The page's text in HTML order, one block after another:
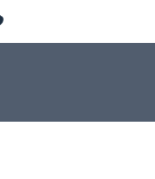
式サイト】
開始のご案内